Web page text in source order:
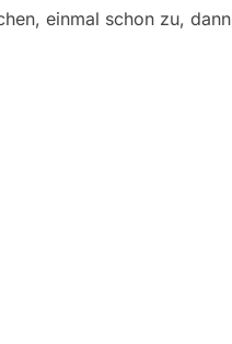
einmal schon zu, dann